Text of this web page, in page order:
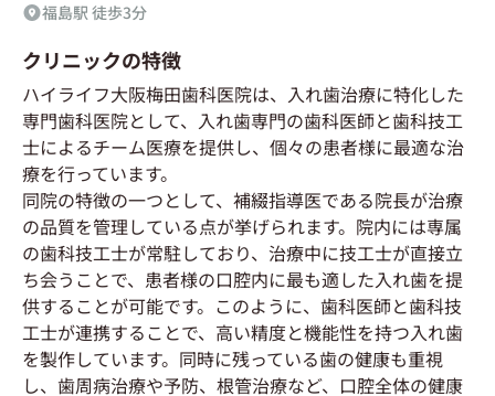
福島駅 徒歩3分
クリニックの特徴
ハイライフ大阪梅田歯科医院は、入れ歯治療に特化した
専門歯科医院として、入れ歯専門の歯科医師と歯科技工
士によるチーム医療を提供し、個々の患者様に最適な治
療を行っています。
同院の特徴の一つとして、補綴指導医である院長が治療
の品質を管理している点が挙げられます。院内には専属
の歯科技工士が常駐しており、治療中に技工士が直接立
ち会うことで、患者様の口腔内に最も適した入れ歯を提
供することが可能です。このように、歯科医師と歯科技
工士が連携することで、高い精度と機能性を持つ入れ歯
を製作しています。同時に残っている歯の健康も重視
し、歯周病治療や予防、根管治療など、口腔全体の健康